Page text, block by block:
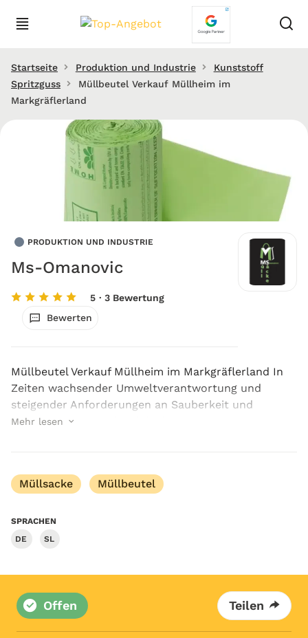
Startseite Produktion und Industrie
Kunststoff
Spritzguss
Müllbeutel Verkauf Müllheim im
Markgräflerland
PRODUKTION UND INDUSTRIE
Ms-Omanovic
5 · 3 Bewertung
Bewerten
Müllbeutel Verkauf Müllheim im Markgräflerland In
Zeiten wachsender Umweltverantwortung und
steigender Anforderungen an Sauberkeit und
Hygiene gewinnen durchdachte
Mehr lesen
Müllsacke Müllbeutel
SPRACHEN
DE
SL
Offen Teilen